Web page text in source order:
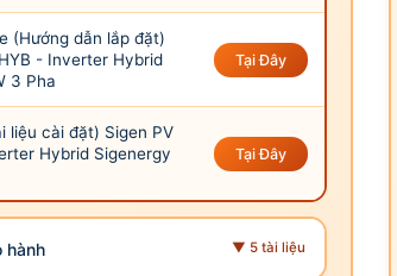
(Hướng dẫn lắp đặt)
- Inverter Hybrid
3 Pha
Tại Đây
liệu cài đặt) Sigen PV
Hybrid Sigenergy
Tại Đây
hành ▼ 5 tài liệu